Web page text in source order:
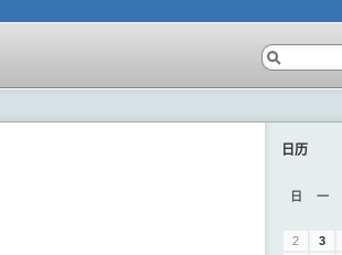
日历
日
一
2
3